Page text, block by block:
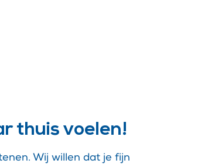
thuis voelen!
Wij willen dat je fijn